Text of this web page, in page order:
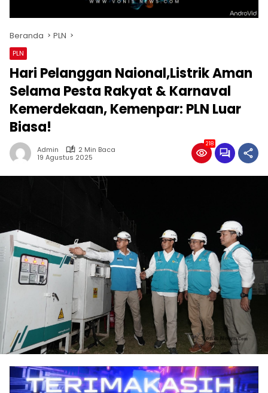
Beranda PLN
PLN
Hari Pelanggan Naional,Listrik Aman
Selama Pesta Rakyat & Karnaval
Kemerdekaan, Kemenpar: PLN Luar
Biasa!
Admin
2 Min Baca
19 Agustus 2025
218